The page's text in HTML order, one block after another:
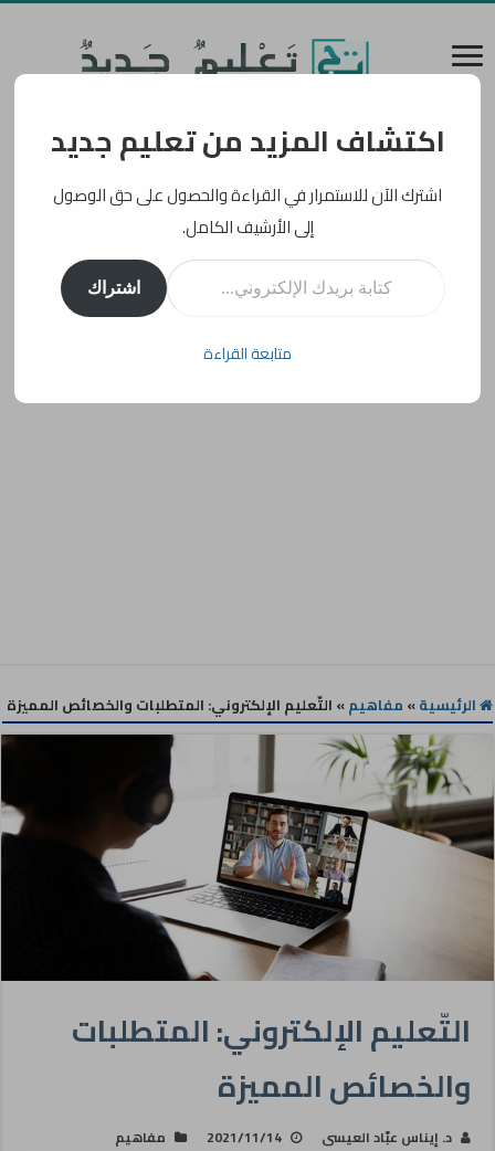
الرئيسية» مفاهيم» التّعليم الإلكتروني: المتطلبات والخصائص المميزة
التّعليم الإلكتروني: المتطلبات
والخصائص المميزة
د. إيناس عبّاد العيسى 2021/11/14 مفاهيم
اكتشاف المزيد من تعليم جديد
اشترك الآن للاستمرار في القراءة والحصول على حق الوصول
إلى الأرشيف الكامل.
كتابة بريدك الإلكتروني...
اشتراك
متابعة القراءة